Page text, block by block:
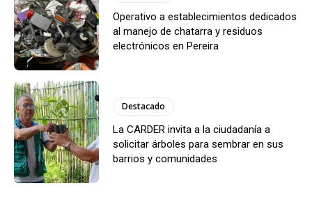
Operativo a establecimientos dedicados
al manejo de chatarra y residuos
electrónicos en Pereira
Destacado
La CARDER invita a la ciudadanía a
solicitar árboles para sembrar en sus
barrios y comunidades